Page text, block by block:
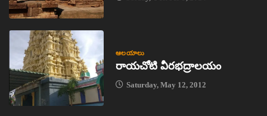
ఆలయాలు
రాయచోటి వీరభద్రాలయం
Saturday, May 12, 2012